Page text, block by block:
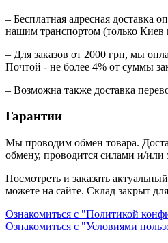
– Бесплатная адресная доставка
нашим транспортом (только Киев
– Для заказов от 2000 грн, мы
Почтой - не более 4% от суммы
– Возможна также доставка
Гарантии
Мы проводим обмен товара.
обмену, проводится силами и/или
Посмотреть и заказать
можете на сайте. Склад закрыт
Ознакомиться с "Политикой
Ознакомиться с "Условиями